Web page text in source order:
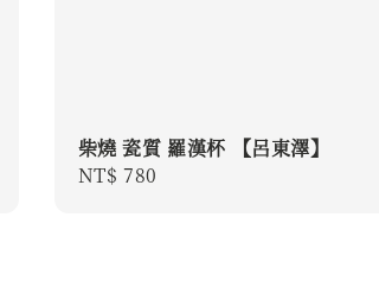
柴燒 瓷質 羅漢杯 【呂東澤】
Regular
NT$ 780